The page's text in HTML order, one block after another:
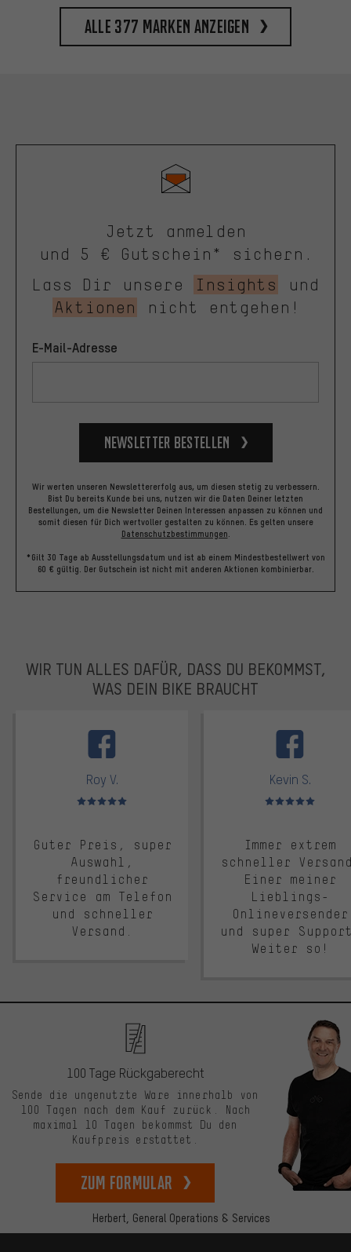
Alle 377 Marken anzeigen
Jetzt anmelden
und 5 € Gutschein* sichern.
Lass Dir unsere
Insights
und
Aktionen
nicht entgehen!
E-Mail-Adresse
Newsletter bestellen
Wir werten unseren Newslettererfolg aus, um diesen stetig zu verbessern.
Bist Du bereits Kunde bei uns, nutzen wir die Daten Deiner letzten
Bestellungen, um die Newsletter Deinen Interessen anpassen zu können und
somit diesen für Dich wertvoller gestalten zu können. Es gelten unsere
Datenschutzbestimmungen.
*Gilt 30 Tage ab Ausstellungsdatum und ist ab einem Mindestbestellwert von
60 € gültig. Der Gutschein ist nicht mit anderen Aktionen kombinierbar.
WIR TUN ALLES DAFÜR, DASS DU BEKOMMST,
WAS DEIN BIKE BRAUCHT
Roy V.
Bewertungen: 5 von 5
Guter Preis, super
Auswahl,
freundlicher
Service am Telefon
und schneller
Versand.
Kevin S.
Bewertungen: 5 von 5
Immer extrem
schneller
Einer meiner
Lieblings-
Onlineversender
und super
Weiter so!
Herbert, General Operations & Services
100 Tage Rückgaberecht
Sende die ungenutzte Ware innerhalb von
100 Tagen nach dem Kauf zurück. Nach
maximal 10 Tagen bekommst Du den
Kaufpreis erstattet.
zum Formular